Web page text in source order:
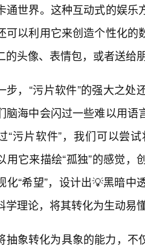
通世界。这种互动式的娱
可以利用它来创造个性化
的头像、表情包，或者送给
步，“污片软件”的强大之
脑海中会闪过一些难以用
“污片软件”，我们可以尝
用它来描绘“孤独”的感觉
化“希望”，设计出💡黑暗
学理论，将其转化为生动易
抽象转化为具象的能力，不